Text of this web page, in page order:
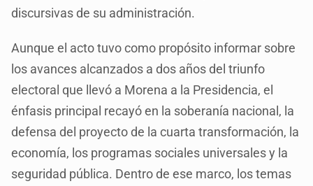
discursivas de su administración.
Aunque el acto tuvo como propósito informar sobre
los avances alcanzados a dos años del triunfo
electoral que llevó a Morena a la Presidencia, el
énfasis principal recayó en la soberanía nacional, la
defensa del proyecto de la cuarta transformación, la
economía, los programas sociales universales y la
seguridad pública. Dentro de ese marco, los temas